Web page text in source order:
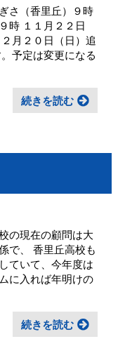
さ（香里丘）９時
時 １１月２２日
月２０日（日）追
予定は変更になる
続きを読む
の現在の顧問は大
で、 香里丘高校も
ていて、今年度は
に入れば年明けの
続きを読む